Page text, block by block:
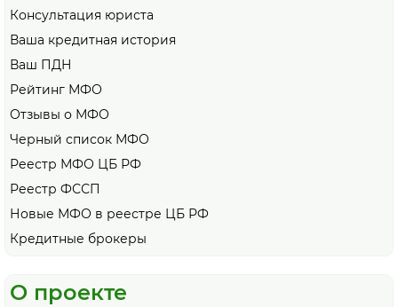
Консультация юриста
Ваша кредитная история
Ваш ПДН
Рейтинг МФО
Отзывы о МФО
Черный список МФО
Реестр МФО ЦБ РФ
Реестр ФССП
Новые МФО в реестре ЦБ РФ
Кредитные брокеры
О проекте